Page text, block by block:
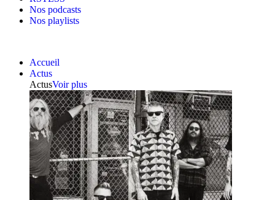
Nos podcasts
Nos playlists
Accueil
Actus
ActusVoir plus